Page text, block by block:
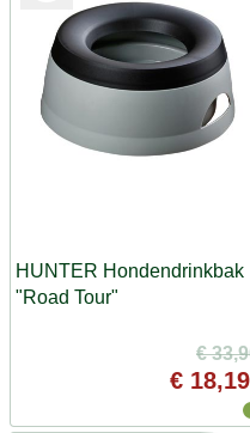
HUNTER Hondendrinkbak
"Road Tour"
€
€